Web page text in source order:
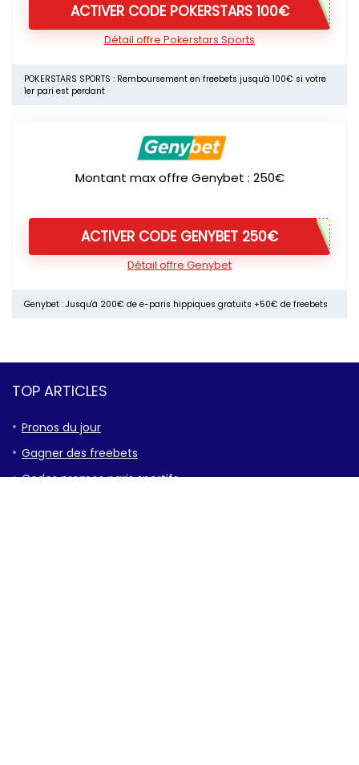
ACTIVER CODE POKERSTARS 100€
Détail offre Pokerstars Sports
POKERSTARS SPORTS : Remboursement en freebets jusqu'à 100€ si votre
1er pari est perdant
Montant max offre Genybet : 250€
ACTIVER CODE GENYBET 250€
Détail offre Genybet
Genybet : Jusqu'à 200€ de e-paris hippiques gratuits +50€ de freebets
TOP ARTICLES
Pronos du jour
Gagner des freebets
Codes promos paris sportifs